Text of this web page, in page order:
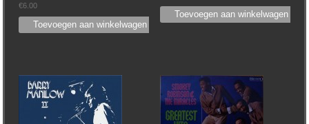
€6.00
Toevoegen aan winkelwagen
Toevoegen aan winkelwagen